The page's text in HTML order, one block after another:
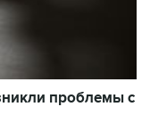
проблемы с